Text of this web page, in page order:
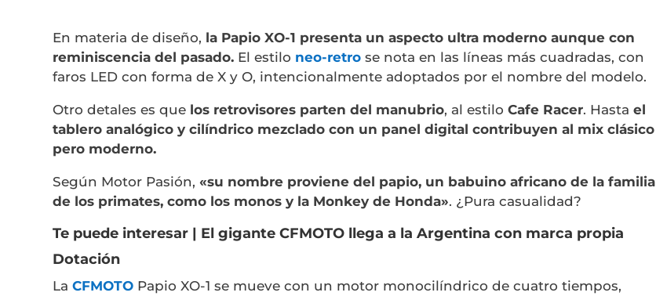
En materia de diseño, la Papio XO-1 presenta un aspecto ultra moderno aunque con
reminiscencia del pasado. El estilo neo-retro se nota en las líneas más cuadradas, con
faros LED con forma de X y O, intencionalmente adoptados por el nombre del modelo.
Otro detales es que los retrovisores parten del manubrio, al estiloCafe Racer. Hastael
tablero analógico y cilíndrico mezclado con un panel digital contribuyen al mix clásico
pero moderno.
Según Motor Pasión,«su nombre proviene del papio, un babuino africano de la familia
de los primates, como los monos y la Monkey de Honda». ¿Pura casualidad?
Te puede interesar | El gigante CFMOTO llega a la Argentina con marca propia
Dotación
LaCFMOTO Papio XO-1 se mueve con un motor monocilíndrico de cuatro tiempos,